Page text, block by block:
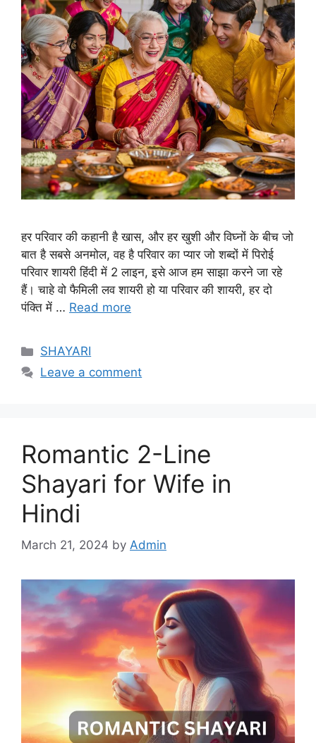
हर परिवार की कहानी है खास, और हर खुशी और विघ्नों के बीच जो
बात है सबसे अनमोल, वह है परिवार का प्यार जो शब्दों में पिरोई
परिवार शायरी हिंदी में 2 लाइन, इसे आज हम साझा करने जा रहे
हैं। चाहे वो फैमिली लव शायरी हो या परिवार की शायरी, हर दो
पंक्ति में … Read more
Categories
SHAYARI
Leave a comment
Romantic 2-Line
Shayari for Wife in
Hindi
March 21, 2024 by Admin